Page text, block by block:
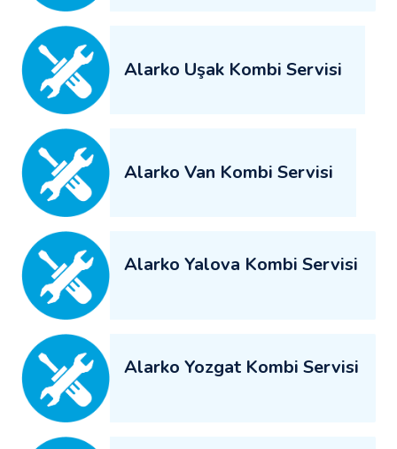
Alarko Uşak Kombi Servisi
Alarko Van Kombi Servisi
Alarko Yalova Kombi Servisi
Alarko Yozgat Kombi Servisi